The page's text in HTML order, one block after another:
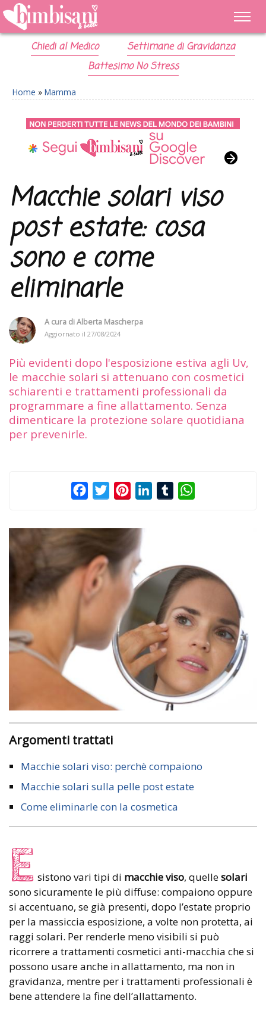
Chiedi al Medico
Settimane di Gravidanza
Battesimo No Stress
Home » Mamma
Macchie solari viso
post estate: cosa
sono e come
eliminarle
A cura diAlberta Mascherpa
Aggiornato il 27/08/2024
Più evidenti dopo l'esposizione estiva agli Uv,
le macchie solari si attenuano con cosmetici
schiarenti e trattamenti professionali da
programmare a fine allattamento. Senza
dimenticare la protezione solare quotidiana
per prevenirle.
FacebookTwitterPinterestLinkedInTumblr
Argomenti trattati
Macchie solari viso: perchè compaiono
Macchie solari sulla pelle post estate
Come eliminarle con la cosmetica
E sistono vari tipi di macchie viso, quellesolari
sono sicuramente le più diffuse: compaiono oppure
si accentuano, se già presenti, dopo l’estate proprio
per la massiccia esposizione, a volte non protetta, ai
raggi solari. Per renderle meno visibili si può
ricorrere a trattamenti cosmetici anti-macchia che si
possono usare anche in allattamento, ma non in
gravidanza, mentre per i trattamenti professionali è
bene attendere la fine dell’allattamento.